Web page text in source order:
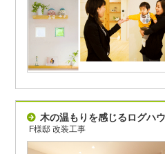
木の温もりを感じるログハ
F様邸 改装工事